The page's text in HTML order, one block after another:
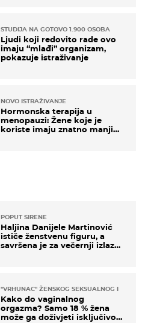
STUDIJA NA GOTOVO 1.900 OSOBA
Ljudi koji redovito rade ovo
imaju “mlađi” organizam,
pokazuje istraživanje
NOVO ISTRAŽIVANJE
Hormonska terapija u
menopauzi: Žene koje je
koriste imaju znatno manji
POPUT SIRENE
Haljina Danijele Martinović
ističe ženstvenu figuru, a
savršena je za večernji izlazak
"VRHUNAC" ŽENSKOG SEKSUALNOG ISKUSTVA
Kako do vaginalnog
orgazma? Samo 18 % žena
može ga doživjeti isključivo